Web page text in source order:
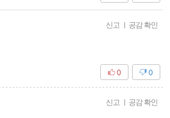
신고 공감 확인
0
0
신고 공감 확인